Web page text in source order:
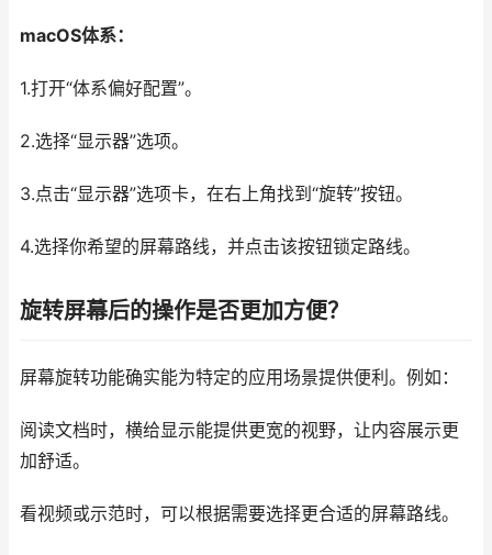
macOS体系：
1.打开“体系偏好配置”。
2.选择“显示器”选项。
3.点击“显示器”选项卡，在右上角找到“旋转”按钮。
4.选择你希望的屏幕路线，并点击该按钮锁定路线。
旋转屏幕后的操作是否更加方便？
屏幕旋转功能确实能为特定的应用场景提供便利。例如：
阅读文档时，横给显示能提供更宽的视野，让内容展示更
加舒适。
看视频或示范时，可以根据需要选择更合适的屏幕路线。